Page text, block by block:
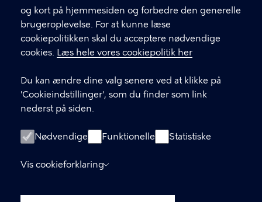
og kort på hjemmesiden og forbedre den generelle
brugeroplevelse. For at kunne læse
cookiepolitikken skal du acceptere nødvendige
cookies. Læs hele vores cookiepolitik her
Du kan ændre dine valg senere ved at klikke på
'Cookieindstillinger', som du finder som link
nederst på siden.
Nødvendige Funktionelle Statistiske
Vis cookieforklaring
KONTAKT
Børne- og ungdomsforvaltningen
LINKS
Login som leverandør
Oprettelse af leverandør-konto